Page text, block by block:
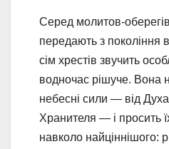
Серед молитов-оберегів,
передають з покоління
сім хрестів звучить
водночас рішуче. Вона
небесні сили — від
Хранителя — і просить
навколо найціннішого: